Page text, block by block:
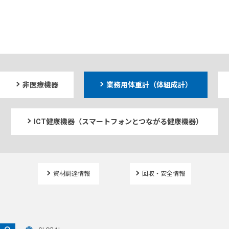
非医療機器 業務用体重計（体組成計）
ICT健康機器（スマートフォンとつながる健康機器）
資材調達情報 回収・安全情報